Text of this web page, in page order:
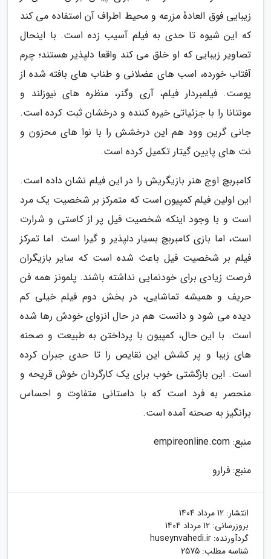
زیبایی فوق العادۀ مزرعه و محیط اطراف آن استفاده می کند
که این شیوه تا حدی به فیلم آسیب زده است. با اینحال
تصاویر زیبایی که او خلق می کند واقعا دلپذیر هستند؛ چرم
آفتاب خورده، اسب های عضلانی و طناب های بافته شده از
پوست. فیلمبردار فیلم، آری وگنر، منظره های نیوزلند و
مونتانا را با جزئیاتی خیره کننده و درخشان ثبت کرده است.
جانی گرین وود هم این درخشش را با نوا های محزون و
نت های پایین گیتار تکمیل کرده است.
کامبربچ اوج هنر بازیگریش را در این فیلم نشان داده است.
این اولین فیلم کمپیون است که متمرکز بر شخصیت یک مرد
است و با وجود اینکه شخصیت فیل پر از کاستی و شرارت
است، اما بازی کامبربچ بسیار دلپذیر و گیرا است. اما تمرکز
فیلم بر شخصیت فیل باعث شده است که سایر بازیگران
فرصت زیادی برای خودنمایی نداشته باشند. پلمونز همه فن
حریف و همیشه تماشایی، در بخش دوم فیلم خیلی کم
دیده می شود و دانست هم در حال انزوای خودش رها شده
است. با این حال، کمپیون با پرداختن به طبیعت و صحنه
های زیبا و پر کشش این نقایص را تا حدی جبران کرده
است. این بازگشتی خوب برای یک کارگردان خوش قریحه و
منحصر به فرد است که با داستانی متفاوت و احساس
برانگیز به صحنه آمده است.
منبع: empireonline.com
منبع: فرارو
انتشار: 12 مرداد 1404
بروزرسانی: 12 مرداد 1404
گردآورنده: huseynvahedi.ir
شناسه مطلب: 2575